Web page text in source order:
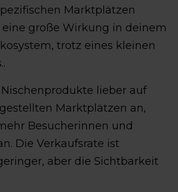
Marktplätzen
große Wirkung in deinem
trotz eines kleinen
lieber auf
Marktplätzen an,
Besucherinnen und
Die Verkaufsrate ist
aber die Sichtbarkeit